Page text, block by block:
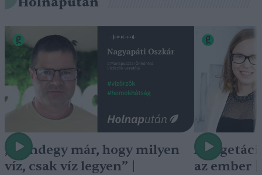
„Mindegy már, hogy milyen
víz, csak víz legyen” |
A
az ember